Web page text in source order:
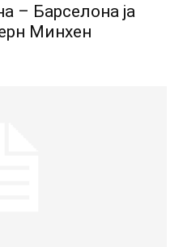
– Барселона ја
Минхен